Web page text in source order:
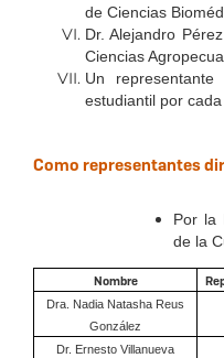
de Ciencias
Dr. Alejandro
Ciencias
Un
estudiantil por
Como representantes
Por la
de la
Nombre
Dra. Nadia Natasha Reus
González
Dr. Ernesto Villanueva